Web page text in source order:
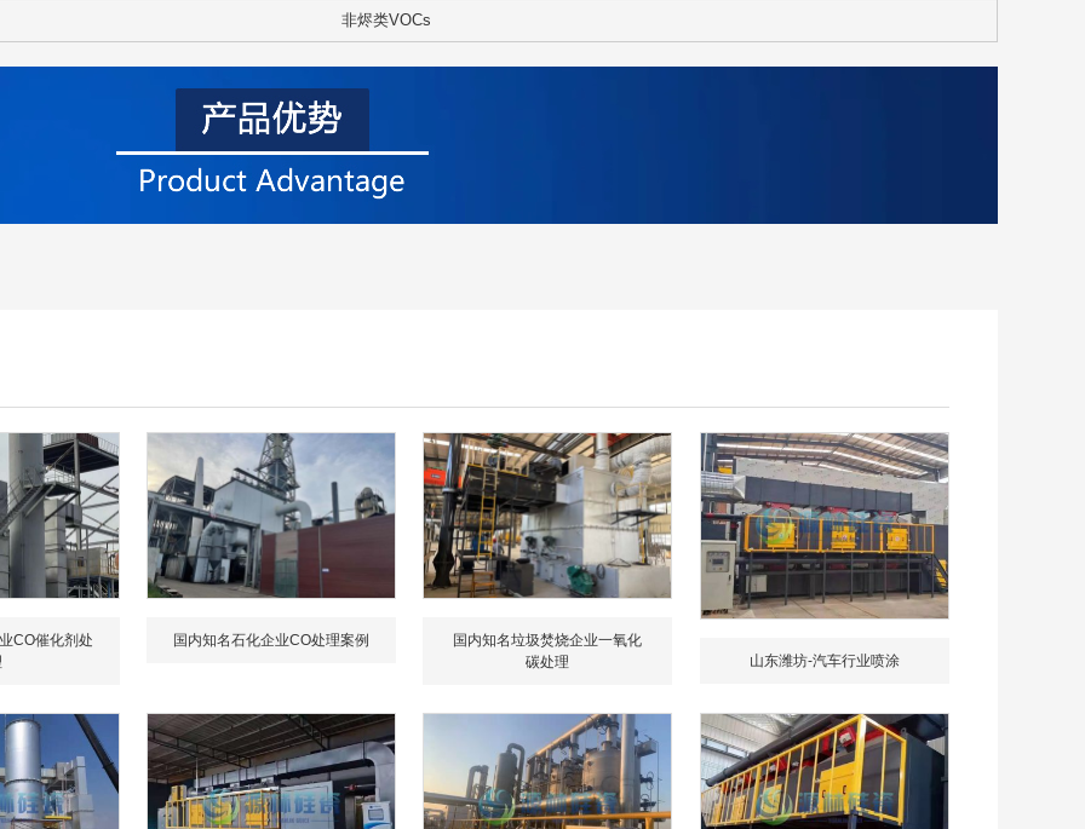
非烬类VOCs
CO催化剂处
国内知名石化企业CO处理案例
国内知名垃圾焚烧企业一氧化
碳处理
山东潍坊-汽车行业喷涂